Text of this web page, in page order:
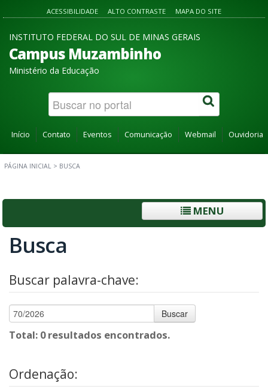
ACESSIBILIDADE ALTO CONTRASTE MAPA DO SITE
INSTITUTO FEDERAL DO SUL DE MINAS GERAIS
Campus Muzambinho
Ministério da Educação
Início Contato Eventos Comunicação Webmail Ouvidoria
PÁGINA INICIAL > BUSCA
MENU
Busca
Buscar palavra-chave:
Buscar
Total: 0 resultados encontrados.
Ordenação: